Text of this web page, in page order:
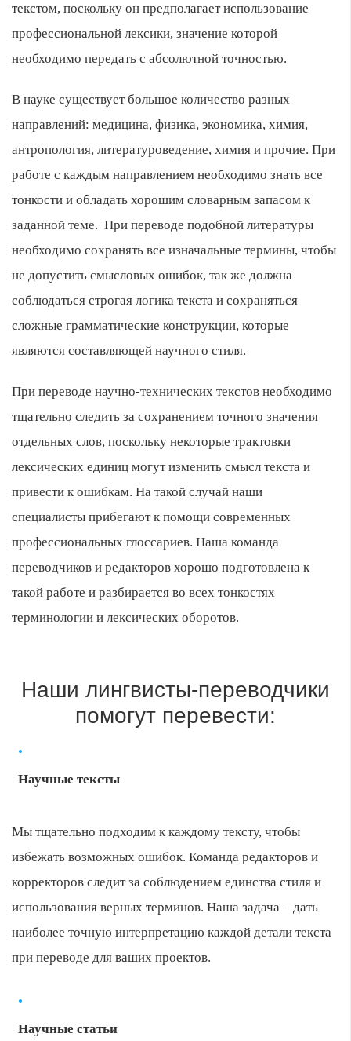
текстом, поскольку он предполагает использование
профессиональной лексики, значение которой
необходимо передать с абсолютной точностью.
В науке существует большое количество разных
направлений: медицина, физика, экономика, химия,
антропология, литературоведение, химия и прочие. При
работе с каждым направлением необходимо знать все
тонкости и обладать хорошим словарным запасом к
заданной теме. При переводе подобной литературы
необходимо сохранять все изначальные термины, чтобы
не допустить смысловых ошибок, так же должна
соблюдаться строгая логика текста и сохраняться
сложные грамматические конструкции, которые
являются составляющей научного стиля.
При переводе научно-технических текстов необходимо
тщательно следить за сохранением точного значения
отдельных слов, поскольку некоторые трактовки
лексических единиц могут изменить смысл текста и
привести к ошибкам. На такой случай наши
специалисты прибегают к помощи современных
профессиональных глоссариев. Наша команда
переводчиков и редакторов хорошо подготовлена к
такой работе и разбирается во всех тонкостях
терминологии и лексических оборотов.
Наши лингвисты-переводчики
помогут перевести:
Научные тексты
Мы тщательно подходим к каждому тексту, чтобы
избежать возможных ошибок. Команда редакторов и
корректоров следит за соблюдением единства стиля и
использования верных терминов. Наша задача – дать
наиболее точную интерпретацию каждой детали текста
при переводе для ваших проектов.
Научные статьи